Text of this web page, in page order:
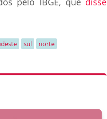
sul norte